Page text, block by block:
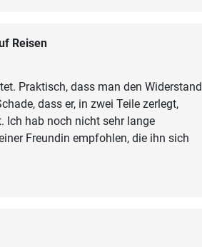
Reisen
Praktisch, dass man den Widerstand
dass er, in zwei Teile zerlegt,
Ich hab noch nicht sehr lange
Freundin empfohlen, die ihn sich